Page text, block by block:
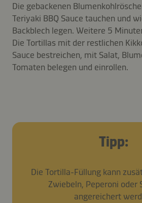
Die gebackenen
Teriyaki BBQ Sauce tauchen und
Backblech legen. Weitere 5
Die Tortillas mit der restlichen
Sauce bestreichen, mit Salat,
Tomaten belegen und einrollen.
Tipp:
Die Tortilla-Füllung kann
Zwiebeln, Peperoni oder
angereichert